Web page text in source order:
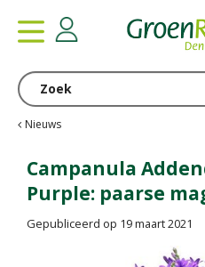
Nieuws
Campanula
Purple: paarse
Gepubliceerd op 19 maart 2021